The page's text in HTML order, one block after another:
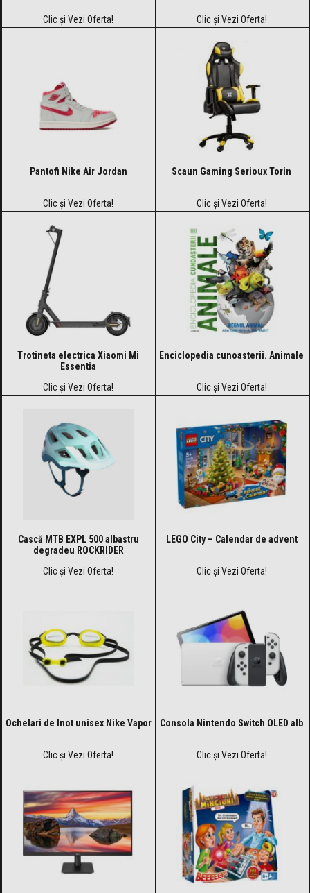
Clic și Vezi Oferta! Clic și Vezi Oferta!
Pantofi Nike Air Jordan
Clic și Vezi Oferta!
Scaun Gaming Serioux Torin
Clic și Vezi Oferta!
Trotineta electrica Xiaomi Mi
Essentia
Clic și Vezi Oferta!
Enciclopedia cunoasterii. Animale
Clic și Vezi Oferta!
Cască MTB EXPL 500 albastru
degradeu ROCKRIDER
Clic și Vezi Oferta!
LEGO City – Calendar de advent
Clic și Vezi Oferta!
Ochelari de Inot unisex Nike Vapor
Clic și Vezi Oferta!
Consola Nintendo Switch OLED alb
Clic și Vezi Oferta!